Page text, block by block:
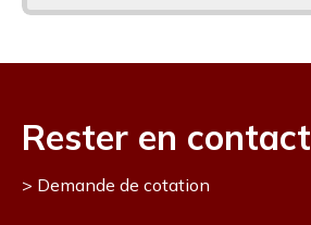
Rester en contact
Demande de cotation